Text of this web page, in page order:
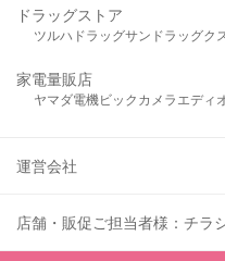
ドラッグストア
ツルハドラッグサンドラッグク
家電量販店
ヤマダ電機ビックカメラ エディ
運営会社
店舗・販促ご担当者様：チラ